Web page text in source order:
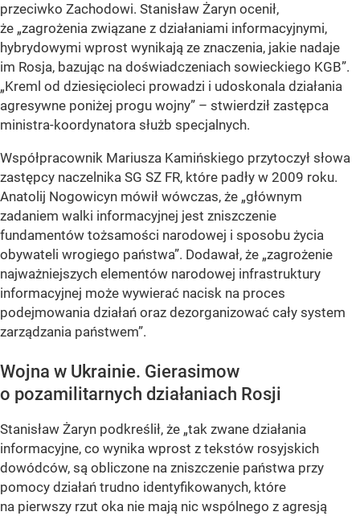
przeciwko Zachodowi. Stanisław Żaryn ocenił,
że „zagrożenia związane z działaniami informacyjnymi,
hybrydowymi wprost wynikają ze znaczenia, jakie nadaje
im Rosja, bazując na doświadczeniach sowieckiego KGB”.
„Kreml od dziesięcioleci prowadzi i udoskonala działania
agresywne poniżej progu wojny” – stwierdził zastępca
ministra-koordynatora służb specjalnych.
Współpracownik Mariusza Kamińskiego przytoczył słowa
zastępcy naczelnika SG SZ FR, które padły w 2009 roku.
Anatolij Nogowicyn mówił wówczas, że „głównym
zadaniem walki informacyjnej jest zniszczenie
fundamentów tożsamości narodowej i sposobu życia
obywateli wrogiego państwa”. Dodawał, że „zagrożenie
najważniejszych elementów narodowej infrastruktury
informacyjnej może wywierać nacisk na proces
podejmowania działań oraz dezorganizować cały system
zarządzania państwem”.
Wojna w Ukrainie. Gierasimow
o pozamilitarnych działaniach Rosji
Stanisław Żaryn podkreślił, że „tak zwane działania
informacyjne, co wynika wprost z tekstów rosyjskich
dowódców, są obliczone na zniszczenie państwa przy
pomocy działań trudno identyfikowanych, które
na pierwszy rzut oka nie mają nic wspólnego z agresją